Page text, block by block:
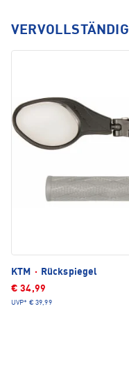
KTM ·
Rückspiegel
€ 34,99
UVP* € 39,99